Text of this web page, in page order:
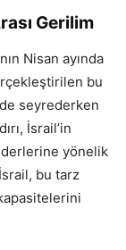
Gerilim
Nisan ayında
bu
seyrederken
İsrail’in
yönelik
bu tarz